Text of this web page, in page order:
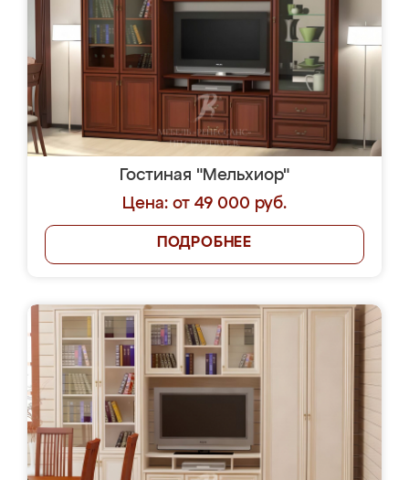
Гостиная "Мельхиор"
Цена: от 49 000 руб.
ПОДРОБНЕЕ